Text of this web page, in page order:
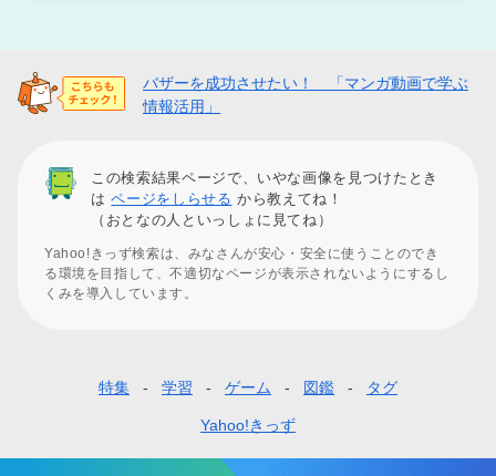
バザーを成功させたい！ 「マンガ動画で学ぶ
情報活用」
この検索結果ページで、いやな画像を見つけたとき
はページをしらせる から教えてね！
（おとなの人といっしょに見てね）
Yahoo!きっず検索は、みなさんが安心・安全に使うことのでき
る環境を目指して、不適切なページが表示されないようにするし
くみを導入しています。
タ
特集 学習 ゲーム 図鑑 タグ
Yahoo!きっず